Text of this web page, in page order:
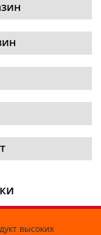
высоких